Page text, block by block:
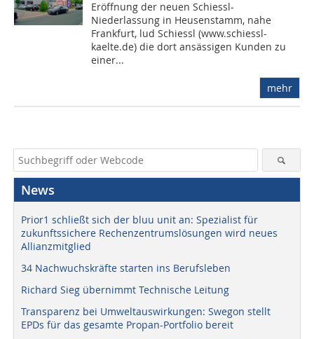
Eröffnung der neuen Schiessl-
Niederlassung in Heusenstamm, nahe
Frankfurt, lud Schiessl (www.schiessl-
kaelte.de) die dort ansässigen Kunden zu
einer...
mehr
News
Prior1 schließt sich der bluu unit an: Spezialist für
zukunftssichere Rechenzentrumslösungen wird neues
Allianzmitglied
34 Nachwuchskräfte starten ins Berufsleben
Richard Sieg übernimmt Technische Leitung
Transparenz bei Umweltauswirkungen: Swegon stellt
EPDs für das gesamte Propan-Portfolio bereit